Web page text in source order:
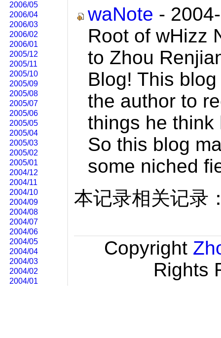
waNote -
Root of wHizz
to Zhou
Blog! This
the author to
things he think
So this blog
some niched
本记录相关记录
Copyright
Rights
2006/05
2006/04
2006/03
2006/02
2006/01
2005/12
2005/11
2005/10
2005/09
2005/08
2005/07
2005/06
2005/05
2005/04
2005/03
2005/02
2005/01
2004/12
2004/11
2004/10
2004/09
2004/08
2004/07
2004/06
2004/05
2004/04
2004/03
2004/02
2004/01